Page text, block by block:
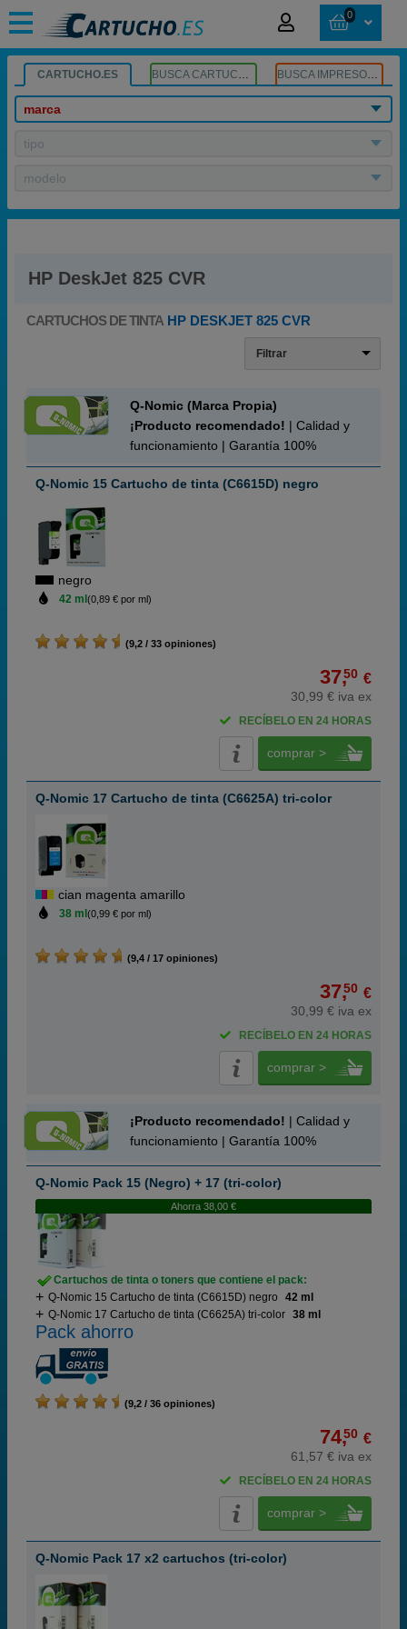
0
CARTUCHO.ES BUSCA CARTUCHOS BUSCA IMPRESORA
marca
tipo
modelo
HP DeskJet 825 CVR
CARTUCHOS DE TINTA HP DESKJET 825 CVR
Filtrar
Q-Nomic (Marca Propia)
¡Producto recomendado! | Calidad y
funcionamiento | Garantía 100%
Q-Nomic 15 Cartucho de tinta (C6615D) negro
negro
42 ml (0,89 € por ml)
(9,2 / 33 opiniones)
37,50 €
30,99 € iva ex
RECÍBELO EN 24 HORAS
comprar >
Q-Nomic 17 Cartucho de tinta (C6625A) tri-color
cian magenta amarillo
38 ml (0,99 € por ml)
(9,4 / 17 opiniones)
37,50 €
30,99 € iva ex
RECÍBELO EN 24 HORAS
comprar >
¡Producto recomendado! | Calidad y
funcionamiento | Garantía 100%
Q-Nomic Pack 15 (Negro) + 17 (tri-color)
Ahorra 38,00 €
Cartuchos de tinta o toners que contiene el pack:
Q-Nomic 15 Cartucho de tinta (C6615D) negro
42 ml
Q-Nomic 17 Cartucho de tinta (C6625A) tri-color 38 ml
Pack ahorro
(9,2 / 36 opiniones)
74,50 €
61,57 € iva ex
RECÍBELO EN 24 HORAS
comprar >
Q-Nomic Pack 17 x2 cartuchos (tri-color)